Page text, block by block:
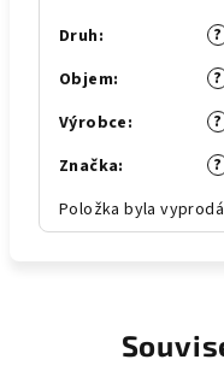
?
Druh:
?
Objem:
?
Výrobce:
?
Značka:
Položka byla